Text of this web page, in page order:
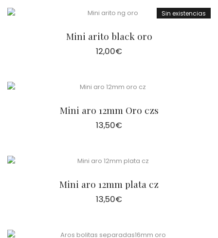
Sin existencias
Mini arito black oro
12,00€
Mini aro 12mm Oro czs
13,50€
Mini aro 12mm plata cz
13,50€